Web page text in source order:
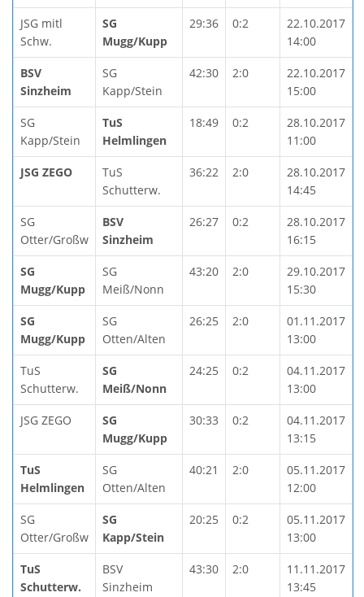
JSG mitl
Schw.
SG
Mugg/Kupp
29:36 0:2
22.10.2017
14:00
BSV
Sinzheim
SG
Kapp/Stein
42:30 2:0
22.10.2017
15:00
SG
Kapp/Stein
TuS
Helmlingen
18:49 0:2
28.10.2017
11:00
JSG ZEGO
TuS
Schutterw.
36:22 2:0
28.10.2017
14:45
SG
Otter/Großw
BSV
Sinzheim
26:27 0:2
28.10.2017
16:15
SG
Mugg/Kupp
SG
Meiß/Nonn
43:20 2:0
29.10.2017
15:30
SG
Mugg/Kupp
SG
Otten/Alten
26:25 2:0
01.11.2017
13:00
TuS
Schutterw.
SG
Meiß/Nonn
24:25 0:2
04.11.2017
13:00
JSG ZEGO
SG
Mugg/Kupp
30:33 0:2
04.11.2017
13:15
TuS
Helmlingen
SG
Otten/Alten
40:21 2:0
05.11.2017
12:00
SG
Otter/Großw
SG
Kapp/Stein
20:25 0:2
05.11.2017
13:00
TuS
Schutterw.
BSV
Sinzheim
43:30 2:0
11.11.2017
13:45